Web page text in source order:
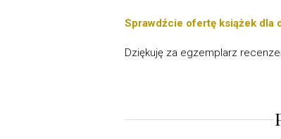
Sprawdźcie ofertę książek dla
Dziękuję za egzemplarz